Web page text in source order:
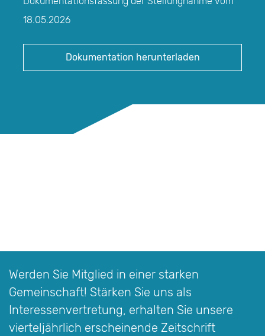
18.05.2026
Dokumentation herunterladen
Werden Sie Mitglied in einer starken
Gemeinschaft! Stärken Sie uns als
Interessen­vertretung, erhalten Sie unsere
vierteljährlich erscheinende Zeitschrift